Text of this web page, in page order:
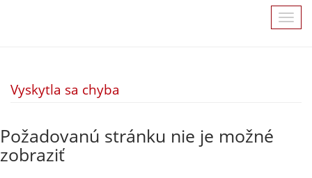
Vyskytla sa chyba
Požadovanú stránku nie je možné
zobraziť